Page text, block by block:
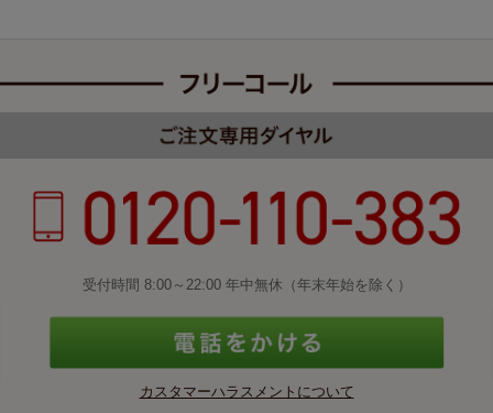
受付時間 8:00～22:00 年中無休（年末年始を除く）
カスタマーハラスメントについて